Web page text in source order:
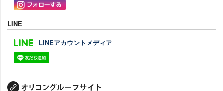
LINE
LINEアカウントメディア